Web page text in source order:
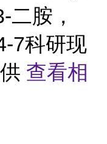
二胺，
7科研现
查看相